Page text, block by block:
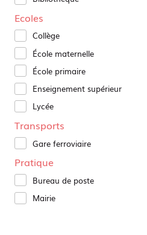
Ecoles
Collège
École maternelle
École primaire
Enseignement supérieur
Lycée
Transports
Gare ferroviaire
Pratique
Bureau de poste
Mairie